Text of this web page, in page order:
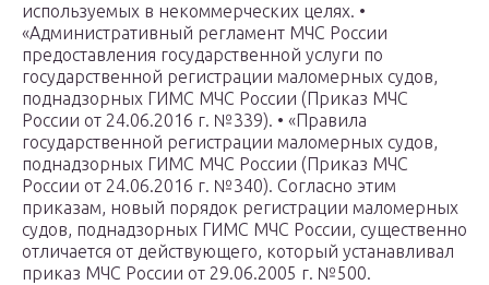
используемых в некоммерческих целях. •
«Административный регламент МЧС России
предоставления государственной услуги по
государственной регистрации маломерных судов,
поднадзорных ГИМС МЧС России (Приказ МЧС
России от 24.06.2016 г. №339). • «Правила
государственной регистрации маломерных судов,
поднадзорных ГИМС МЧС России (Приказ МЧС
России от 24.06.2016 г. №340). Согласно этим
приказам, новый порядок регистрации маломерных
судов, поднадзорных ГИМС МЧС России, существенно
отличается от действующего, который устанавливал
приказ МЧС России от 29.06.2005 г. №500.